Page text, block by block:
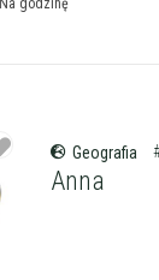
Na godzinę
Geografia
Anna